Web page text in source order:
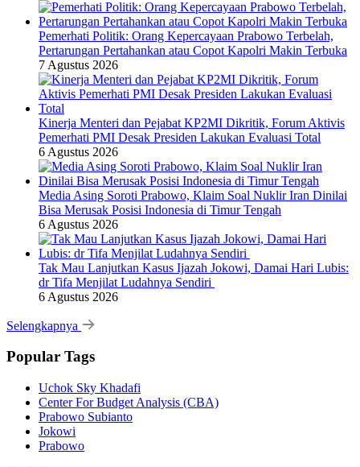
Pemerhati Politik: Orang Kepercayaan Prabowo Terbelah,
Pertarungan Pertahankan atau Copot Kapolri Makin Terbuka
7 Agustus 2026
Kinerja Menteri dan Pejabat KP2MI Dikritik, Forum Aktivis
Pemerhati PMI Desak Presiden Lakukan Evaluasi Total
6 Agustus 2026
Media Asing Soroti Prabowo, Klaim Soal Nuklir Iran Dinilai
Bisa Merusak Posisi Indonesia di Timur Tengah
6 Agustus 2026
Tak Mau Lanjutkan Kasus Ijazah Jokowi, Damai Hari Lubis:
dr Tifa Menjilat Ludahnya Sendiri
6 Agustus 2026
Selengkapnya
Popular Tags
Uchok Sky Khadafi
Center For Budget Analysis (CBA)
Prabowo Subianto
Jokowi
Prabowo